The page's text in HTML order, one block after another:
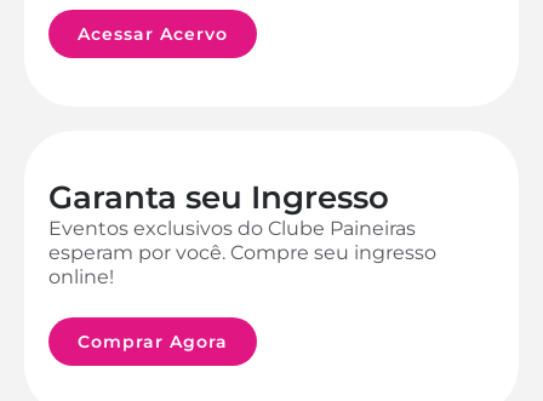
Acessar Acervo
Garanta seu Ingresso
Eventos exclusivos do Clube Paineiras
esperam por você. Compre seu ingresso
online!
Comprar Agora